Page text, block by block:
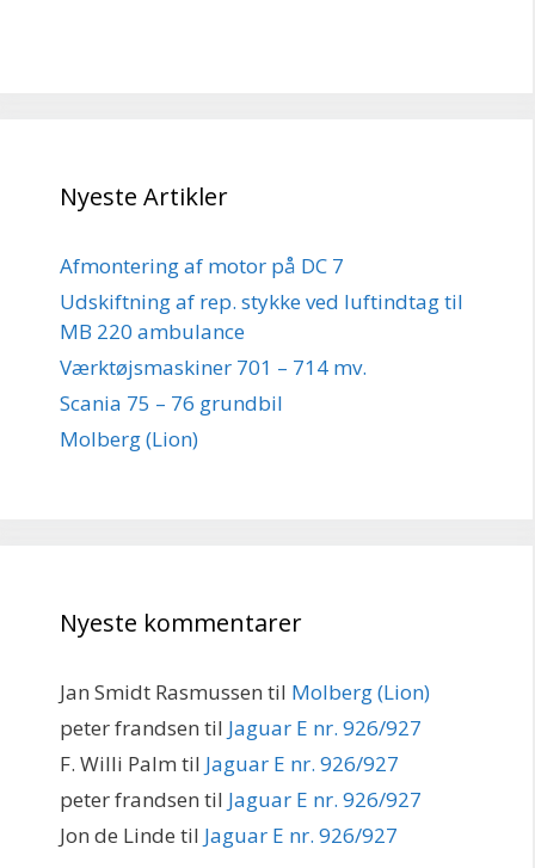
Nyeste Artikler
Afmontering af motor på DC 7
Udskiftning af rep. stykke ved luftindtag til
MB 220 ambulance
Værktøjsmaskiner 701 – 714 mv.
Scania 75 – 76 grundbil
Molberg (Lion)
Nyeste kommentarer
Jan Smidt Rasmussen til Molberg (Lion)
peter frandsen til Jaguar E nr. 926/927
F. Willi Palm til Jaguar E nr. 926/927
peter frandsen til Jaguar E nr. 926/927
Jon de Linde til Jaguar E nr. 926/927